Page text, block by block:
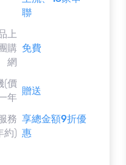
聯
上
購
網
免費
(價
年
贈送
務
約)
享總金額9折優
惠